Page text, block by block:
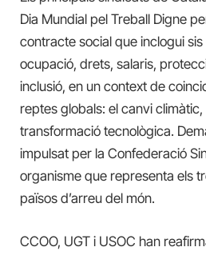
Dia Mundial pel Treball Digne
contracte social que inclogui
ocupació, drets, salaris,
inclusió, en un context de
reptes globals: el canvi climàtic,
transformació tecnològica.
impulsat per la Confederació
organisme que representa els
països d’arreu del món.
CCOO, UGT i USOC han